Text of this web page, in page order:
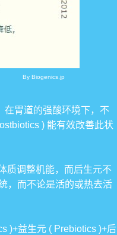
By Biogenics.jp
在胃道的强酸环境下，不
) 能有效改善此状
质调整机能，而后生元不
，而不论是活的或热去活
)+益生元 ( Prebiotics )+后